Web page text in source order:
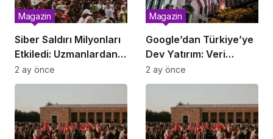
Siber Saldırı Milyonları
Etkiledi: Uzmanlardan
Uyarı
Magazin
2 ay önce
Google’dan Türkiye’ye
Dev Yatırım: Veri
Merkezi Geliyor
Magazin
2 ay önce